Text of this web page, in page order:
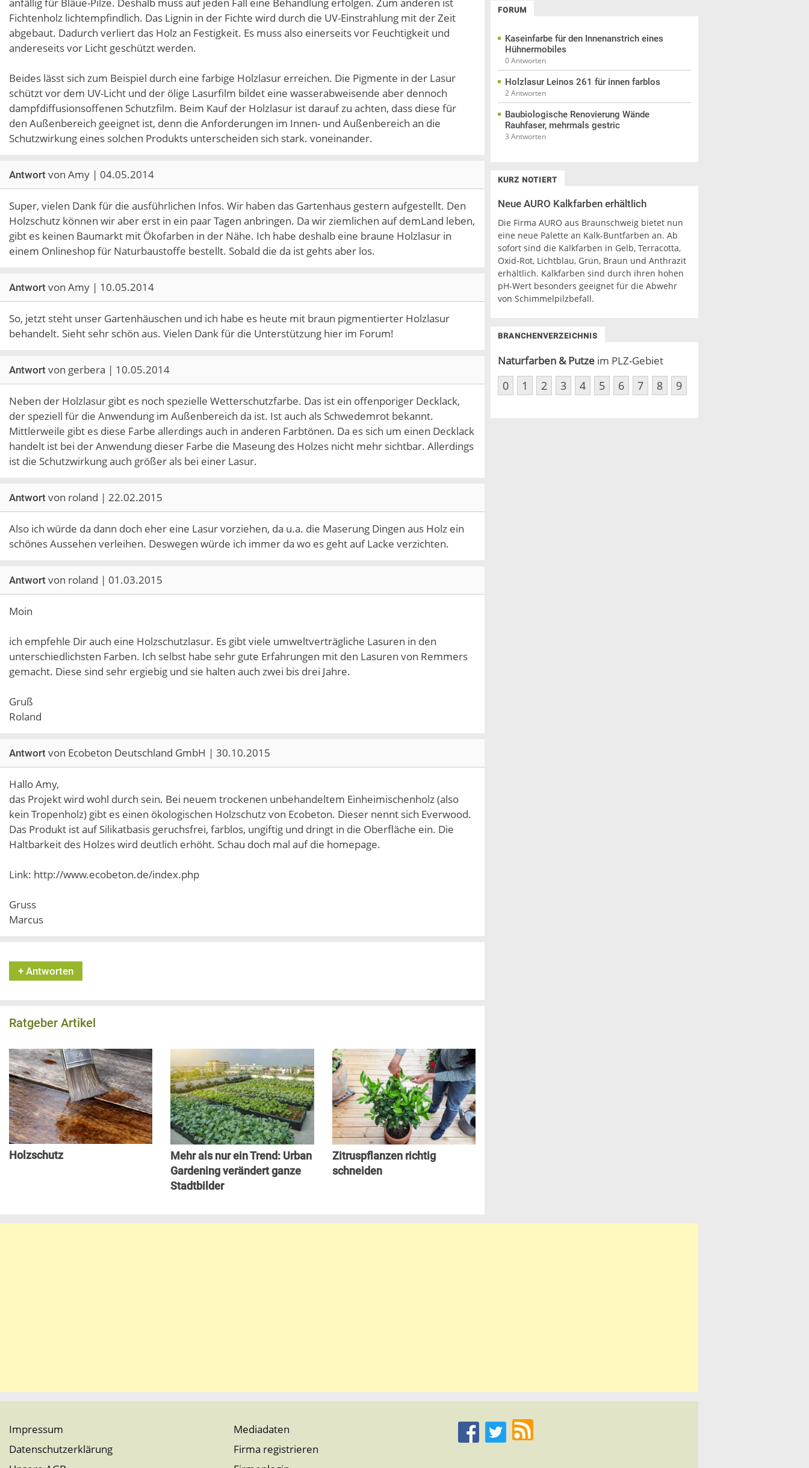
Fichtenholz lichtempfindlich. Das Lignin in der Fichte wird durch die UV-Einstrahlung mit der Zeit
abgebaut. Dadurch verliert das Holz an Festigkeit. Es muss also einerseits vor Feuchtigkeit und
andereseits vor Licht geschützt werden.
Beides lässt sich zum Beispiel durch eine farbige Holzlasur erreichen. Die Pigmente in der Lasur
schützt vor dem UV-Licht und der ölige Lasurfilm bildet eine wasserabweisende aber dennoch
dampfdiffusionsoffenen Schutzfilm. Beim Kauf der Holzlasur ist darauf zu achten, dass diese für
den Außenbereich geeignet ist, denn die Anforderungen im Innen- und Außenbereich an die
Schutzwirkung eines solchen Produkts unterscheiden sich stark. voneinander.
Antwort von Amy | 04.05.2014
Super, vielen Dank für die ausführlichen Infos. Wir haben das Gartenhaus gestern aufgestellt. Den
Holzschutz können wir aber erst in ein paar Tagen anbringen. Da wir ziemlichen auf demLand leben,
gibt es keinen Baumarkt mit Ökofarben in der Nähe. Ich habe deshalb eine braune Holzlasur in
einem Onlineshop für Naturbaustoffe bestellt. Sobald die da ist gehts aber los.
Antwort von Amy | 10.05.2014
So, jetzt steht unser Gartenhäuschen und ich habe es heute mit braun pigmentierter Holzlasur
behandelt. Sieht sehr schön aus. Vielen Dank für die Unterstützung hier im Forum!
Antwort von gerbera | 10.05.2014
Neben der Holzlasur gibt es noch spezielle Wetterschutzfarbe. Das ist ein offenporiger Decklack,
der speziell für die Anwendung im Außenbereich da ist. Ist auch als Schwedemrot bekannt.
Mittlerweile gibt es diese Farbe allerdings auch in anderen Farbtönen. Da es sich um einen Decklack
handelt ist bei der Anwendung dieser Farbe die Maseung des Holzes nicht mehr sichtbar. Allerdings
ist die Schutzwirkung auch größer als bei einer Lasur.
Antwort von roland | 22.02.2015
Also ich würde da dann doch eher eine Lasur vorziehen, da u.a. die Maserung Dingen aus Holz ein
schönes Aussehen verleihen. Deswegen würde ich immer da wo es geht auf Lacke verzichten.
Antwort von roland | 01.03.2015
Moin
ich empfehle Dir auch eine Holzschutzlasur. Es gibt viele umweltverträgliche Lasuren in den
unterschiedlichsten Farben. Ich selbst habe sehr gute Erfahrungen mit den Lasuren von Remmers
gemacht. Diese sind sehr ergiebig und sie halten auch zwei bis drei Jahre.
Gruß
Roland
Antwort von Ecobeton Deutschland GmbH | 30.10.2015
Hallo Amy,
das Projekt wird wohl durch sein. Bei neuem trockenen unbehandeltem Einheimischenholz (also
kein Tropenholz) gibt es einen ökologischen Holzschutz von Ecobeton. Dieser nennt sich Everwood.
Das Produkt ist auf Silikatbasis geruchsfrei, farblos, ungiftig und dringt in die Oberfläche ein. Die
Haltbarkeit des Holzes wird deutlich erhöht. Schau doch mal auf die homepage.
Link: http://www.ecobeton.de/index.php
Gruss
Marcus
+ Antworten
Ratgeber Artikel
Holzschutz
Mehr als nur ein Trend: Urban
Gardening verändert ganze
Stadtbilder
Zitruspflanzen richtig
schneiden
FORUM
Kaseinfarbe für den Innenanstrich eines
Hühnermobiles
0 Antworten
Holzlasur Leinos 261 für innen farblos
2 Antworten
Baubiologische Renovierung Wände
Rauhfaser, mehrmals gestric
3 Antworten
KURZ NOTIERT
Neue AURO Kalkfarben erhältlich
Die Firma AURO aus Braunschweig bietet nun
eine neue Palette an Kalk-Buntfarben an. Ab
sofort sind die Kalkfarben in Gelb, Terracotta,
Oxid-Rot, Lichtblau, Grün, Braun und Anthrazit
erhältlich. Kalkfarben sind durch ihren hohen
pH-Wert besonders geeignet für die Abwehr
von Schimmelpilzbefall.
BRANCHENVERZEICHNIS
Naturfarben & Putze im PLZ-Gebiet
0 1 2 3 4 5 6 7 8 9
Impressum
Datenschutzerklärung
Mediadaten
Firma registrieren